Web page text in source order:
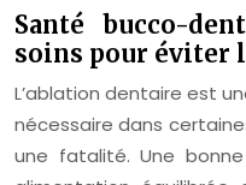
Santé bucco-
soins pour éviter
L’ablation dentaire est
nécessaire dans
une fatalité. Une